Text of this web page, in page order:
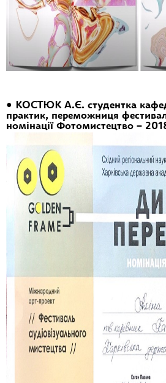
• КОСТЮК А.Є. студентка
практик, переможниця
номінації Фотомистецтво –